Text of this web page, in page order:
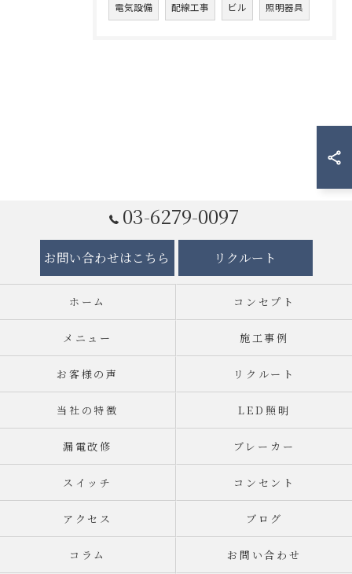
電気設備 配線工事 ビル 照明器具
03-6279-0097
お問い合わせはこちら リクルート
ホーム コンセプト
メニュー 施工事例
お客様の声 リクルート
当社の特徴 LED照明
漏電改修 ブレーカー
スイッチ コンセント
アクセス ブログ
コラム お問い合わせ